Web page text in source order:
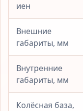
иен
Внешние
габариты, мм
Внутренние
габариты, мм
Колёсная база,